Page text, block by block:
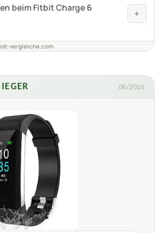
beim Fitbit Charge 6
+
vergleiche.com
08/2026